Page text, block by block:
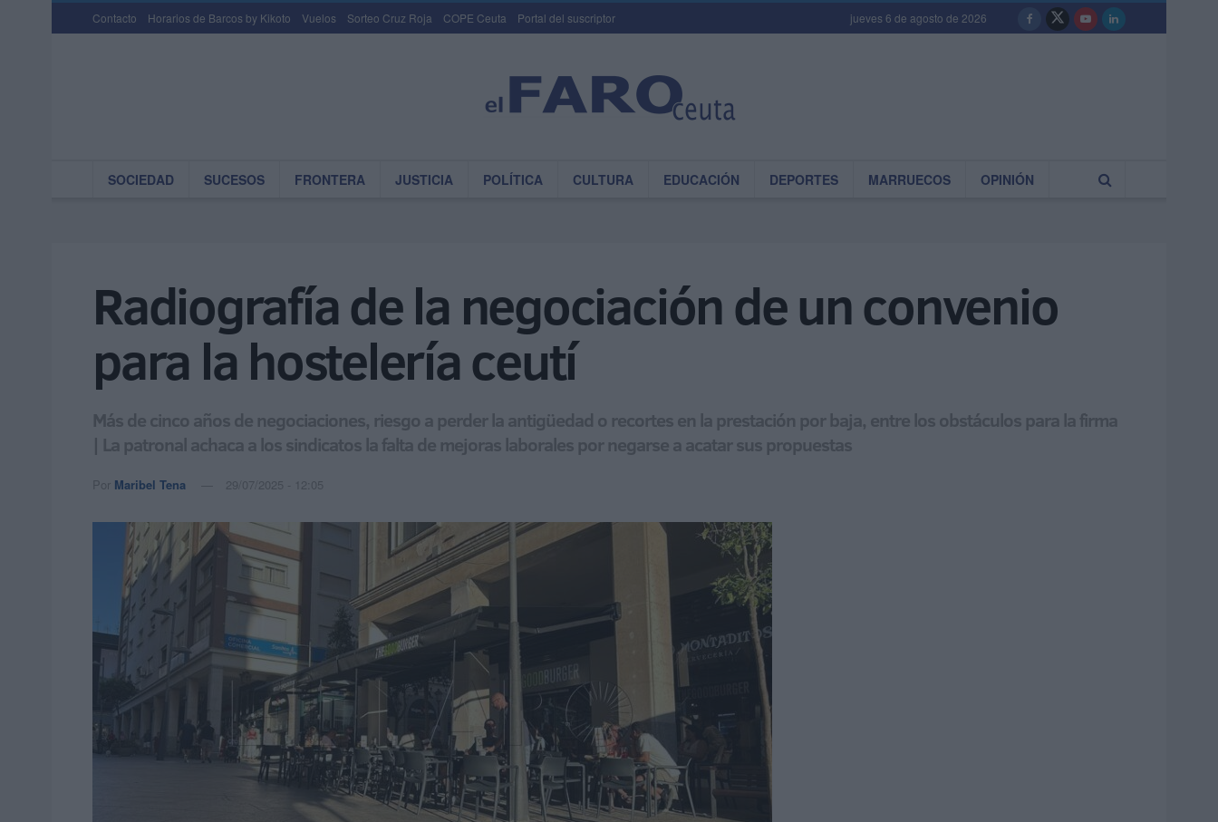
Contacto Horarios de Barcos by Kikoto Vuelos Sorteo Cruz Roja COPE Ceuta Portal del suscriptor jueves 6 de agosto de 2026
SOCIEDAD SUCESOS FRONTERA JUSTICIA POLÍTICA CULTURA EDUCACIÓN DEPORTES MARRUECOS OPINIÓN
Radiografía de la negociación de un convenio
para la hostelería ceutí
Más de cinco años de negociaciones, riesgo a perder la antigüedad o recortes en la prestación por baja, entre los obstáculos para la firma
| La patronal achaca a los sindicatos la falta de mejoras laborales por negarse a acatar sus propuestas
Por Maribel Tena 29/07/2025 - 12:05